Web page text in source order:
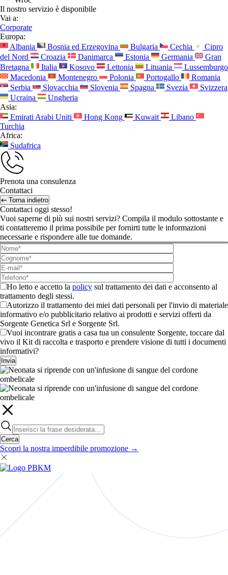
Il nostro servizio è disponibile
Vai a:
Corporate
Europa:
Albania
Bosnia ed Erzegovina Bulgaria Cechia
Cipro
del Nord
Croazia Danimarca Estonia Germania
Gran
Bretagna
Italia Kosovo Lettonia Lituania
Lussemburgo
Macedonia
Montenegro Polonia Portogallo
Romania
Serbia
Slovacchia Slovenia Spagna Svezia
Svizzera
Ucraina
Ungheria
Asia:
Emirati Arabi Uniti
Hong Kong Kuwait
Libano
Turchia
Africa:
Sudafrica
Prenota una consulenza
Contattaci
Torna indietro
Contattaci oggi stesso!
Vuoi saperne di più sui nostri servizi? Compila il modulo sottostante e
ti contatteremo il prima possibile per fornirti tutte le informazioni
necessarie e rispondere alle tue domande.
Ho letto e accetto la policy sul trattamento dei dati e acconsento al
trattamento degli stessi.
Autorizzo il trattamento dei miei dati personali per l'invio di materiale
informativo e/o pubblicitario relativo ai prodotti e servizi offerti da
Sorgente Genetica Srl e Sorgente Srl.
Vuoi incontrare gratis a casa tua un consulente Sorgente, toccare dal
vivo il Kit di raccolta e trasporto e prendere visione di tutti i documenti
informativi?
Invia
Cerca
Scopri la nostra imperdibile promozione →